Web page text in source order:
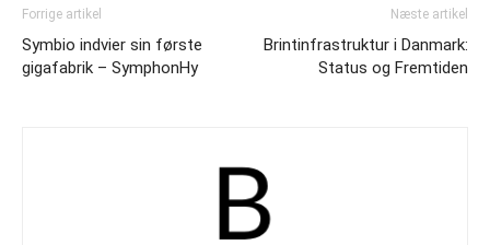
Forrige artikel
Symbio indvier sin første
gigafabrik – SymphonHy
Næste artikel
Brintinfrastruktur i Danmark:
Status og Fremtiden